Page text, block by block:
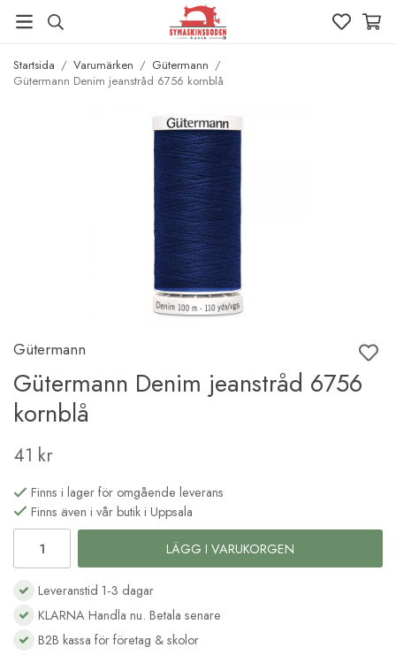
Startsida / Varumärken / Gütermann /
Gütermann Denim jeanstråd 6756 kornblå
Gütermann
Gütermann Denim jeanstråd 6756
kornblå
41 kr
Finns i lager för omgående leverans
Finns även i vår butik i Uppsala
LÄGG I VARUKORGEN
Leveranstid 1-3 dagar
KLARNA Handla nu. Betala senare
B2B kassa för företag & skolor